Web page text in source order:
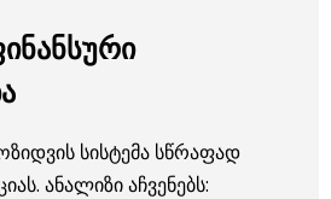
სისტემა სწრაფად
ანალიზი აჩვენებს: